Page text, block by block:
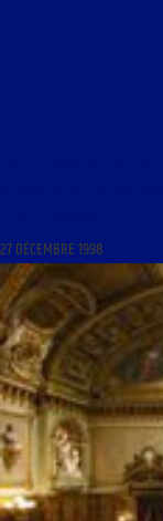
27 DÉCEMBRE 1998